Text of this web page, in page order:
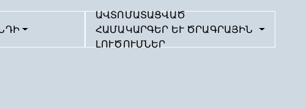
ԱՎՏՈՄԱՏԱՑՎԱԾ
ՀԱՄԱԿԱՐԳԵՐ ԵՒ ԾՐԱԳՐԱՅԻՆ Լ
ՈՒԾՈՒՄՆԵՐ